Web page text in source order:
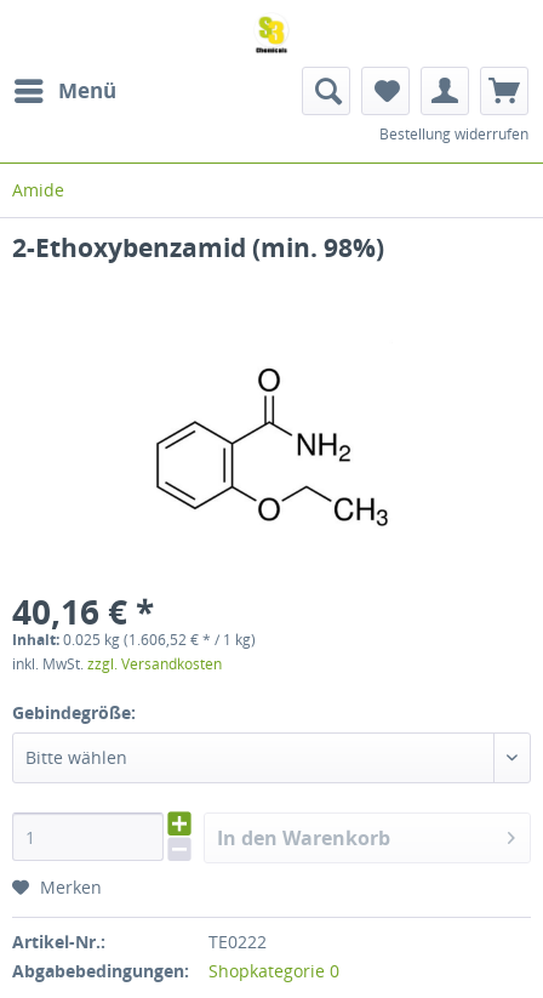
Menü
Bestellung widerrufen
Amide
2-Ethoxybenzamid (min. 98%)
40,16 € *
Inhalt:0.025 kg (1.606,52 € * / 1 kg)
inkl. MwSt.zzgl. Versandkosten
Gebindegröße:
Bitte wählen
In den Warenkorb
Merken
Artikel-Nr.:
TE0222
Abgabebedingungen:
Shopkategorie 0